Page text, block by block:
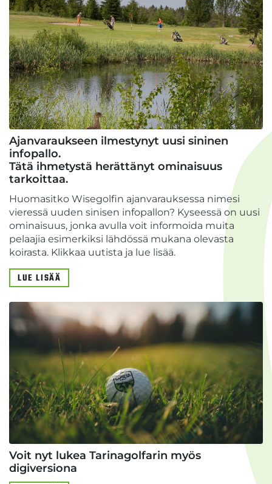
Ajanvaraukseen ilmestynyt uusi sininen
infopallo.
​​​​​​Tätä ihmetystä herättänyt ominaisuus
tarkoittaa.
Huomasitko Wisegolfin ajanvarauksessa nimesi
vieressä uuden sinisen infopallon? Kyseessä on uusi
ominaisuus, jonka avulla voit informoida muita
pelaajia esimerkiksi lähdössä mukana olevasta
koirasta. Klikkaa uutista ja lue lisää.
LUE LISÄÄ
Voit nyt lukea Tarinagolfarin myös
digiversiona